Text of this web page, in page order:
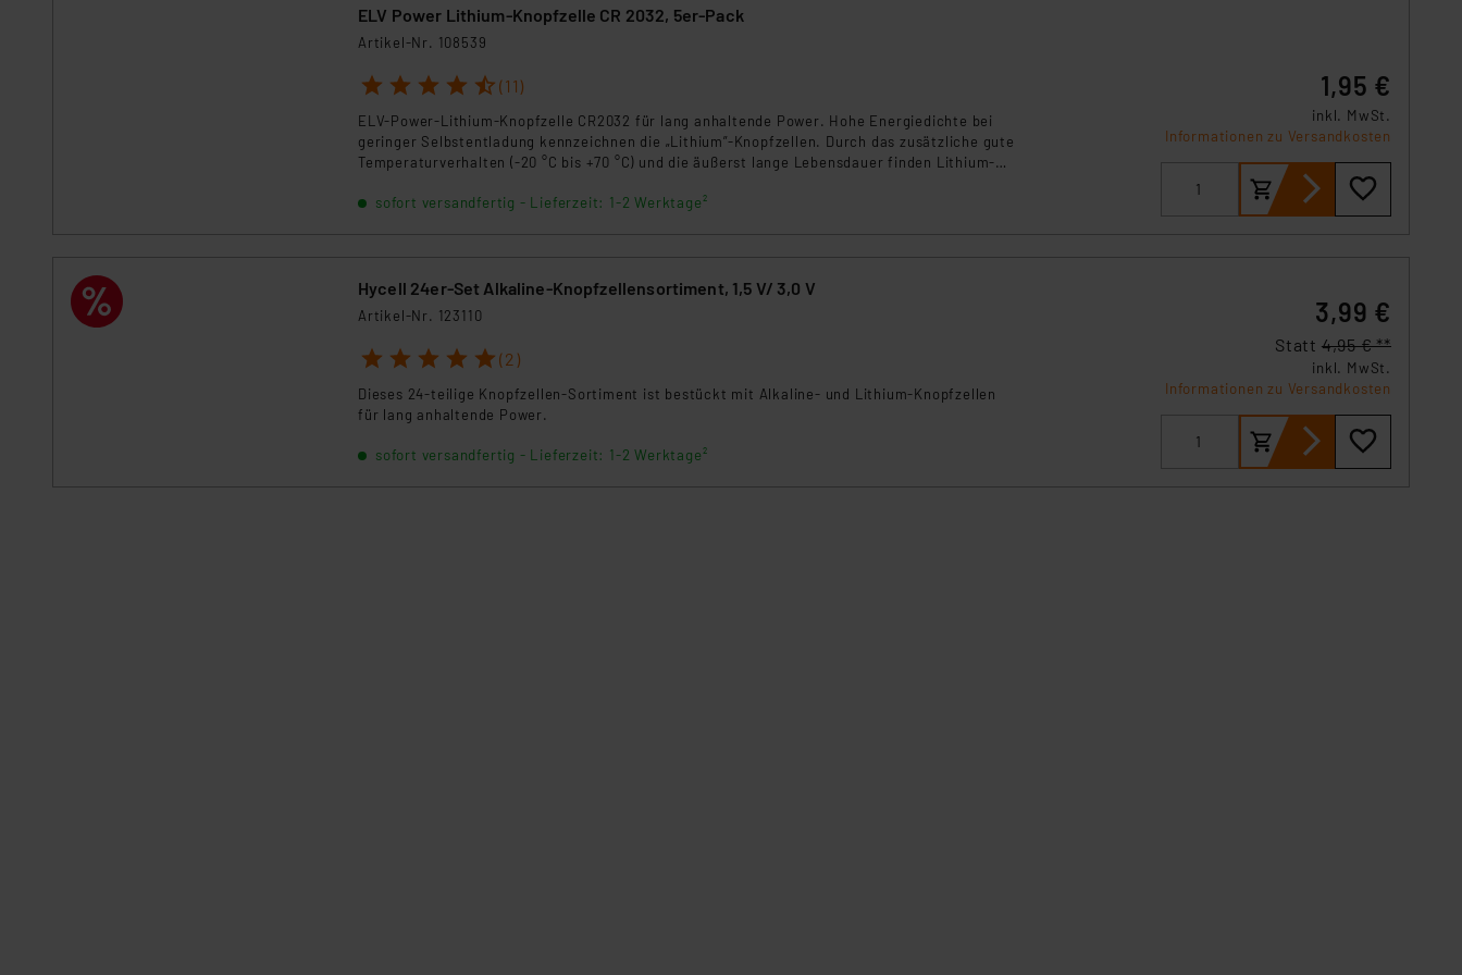
ELV Power Lithium-Knopfzelle CR 2032, 5er-Pack
Artikel-Nr. 108539
1 2 3 4 5 (11)
ELV-Power-Lithium-Knopfzelle CR2032 für lang anhaltende Power. Hohe Energiedichte bei
geringer Selbstentladung kennzeichnen die „Lithium”-Knopfzellen. Durch das zusätzliche gute
Temperaturverhalten (-20 °C bis +70 °C) und die äußerst lange Lebensdauer finden Lithium-
sofort versandfertig - Lieferzeit: 1-2 Werktage²
1,95 €
inkl. MwSt.
Informationen zu Versandkosten
Hycell 24er-Set Alkaline-Knopfzellensortiment, 1,5 V/ 3,0 V
Artikel-Nr. 123110
1 2 3 4 5 (2)
Dieses 24-teilige Knopfzellen-Sortiment ist bestückt mit Alkaline- und Lithium-Knopfzellen
für lang anhaltende Power.
sofort versandfertig - Lieferzeit: 1-2 Werktage²
3,99 €
Statt 4,95 € **
inkl. MwSt.
Informationen zu Versandkosten